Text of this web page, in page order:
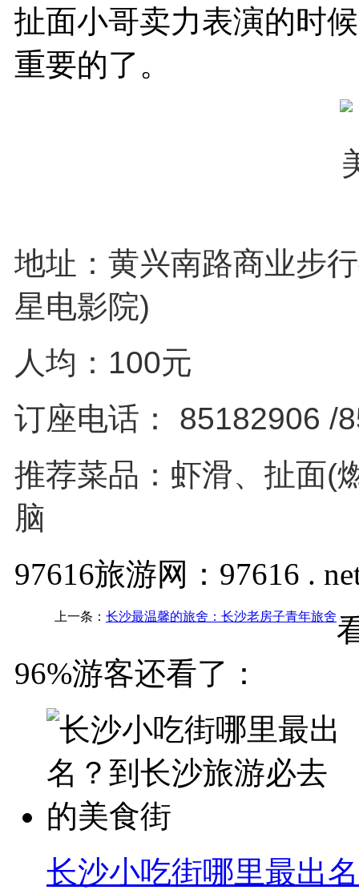
扯面小哥卖力表演的时
重要的了。
地址：黄兴南路商业步
星电影院)
人均：100元
订座电话： 85182906 /
推荐菜品：虾滑、扯面(
脑
97616旅游网：97616 .
上一条： 长沙最温馨的旅舍：长沙老房子青年旅舍
96%游客还看了：
长沙小吃街哪里最出